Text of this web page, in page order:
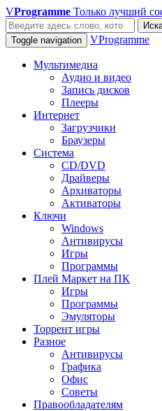
VProgramme Только лучший
Toggle navigation
VProgramme
Мультимедиа
Аудио и видео
Запись дисков
Плееры
Интернет
Загрузчики
Браузеры
Система
CD/DVD
Драйверы
Архиваторы
Активаторы
Ключи
Windows
Антивирусы
Игры
Программы
Плей Маркет на ПК
Игры
Программы
Эмуляторы
Торрент игры
Разное
Антивирусы
Графика
Офис
Советы
Правообладателям